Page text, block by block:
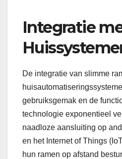
Integratie
De integratie van slimme
gebruiksgemak en de
technologie exponentieel
naadloze aansluiting op
en het Internet of Things
hun ramen op afstand